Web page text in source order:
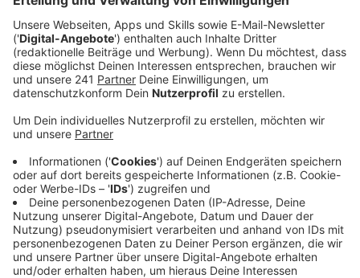
Veröffentlicht: Samstag, 20.12.2025 10:55
Anzeige
Der Mann nahm dem Bus die Vorfahrt
Anzeige
Der Zweiradfahrer kam wohl aus einer
Grundstücksausfahrt und nahm dem Bus die Vorfahrt.
Der Busfahrer musste hart bremsen, dadurch stürzten
vier Passagiere und verletzten sich. Der Kradfahrer fiel
wohl ebenfalls um, auf die rechte Seite. Der Busfahrer